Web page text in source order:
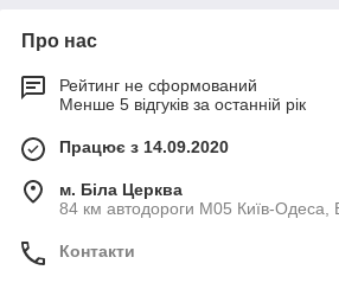
Про нас
Рейтинг не сформований
Менше 5 відгуків за останній рік
Працює з 14.09.2020
м. Біла Церква
84 км автодороги М05 Київ-Одеса,
Контакти